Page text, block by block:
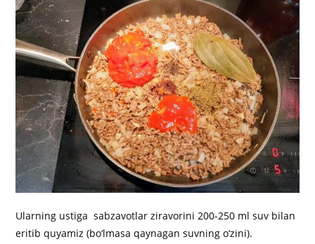
Ularning ustiga sabzavotlar ziravorini 200-250 ml suv bilan
eritib quyamiz (bo‘lmasa qaynagan suvning o‘zini).